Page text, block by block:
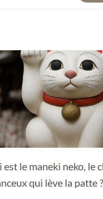
est le maneki neko, le
qui lève la patte ?